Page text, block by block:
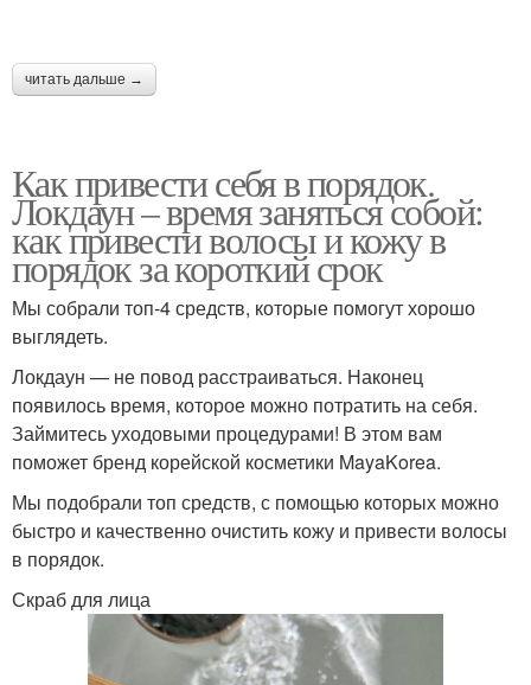
читать дальше →
Как привести себя в порядок.
Локдаун – время заняться собой:
как привести волосы и кожу в
порядок за короткий срок
Мы собрали топ-4 средств, которые помогут хорошо
выглядеть.
Локдаун — не повод расстраиваться. Наконец
появилось время, которое можно потратить на себя.
Займитесь уходовыми процедурами! В этом вам
поможет бренд корейской косметики MayaKorea.
Мы подобрали топ средств, с помощью которых можно
быстро и качественно очистить кожу и привести волосы
в порядок.
Скраб для лица